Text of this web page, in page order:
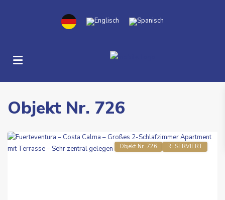
Objekt Nr. 726
Costa
Objekt Nr. 726 RESERVIERT